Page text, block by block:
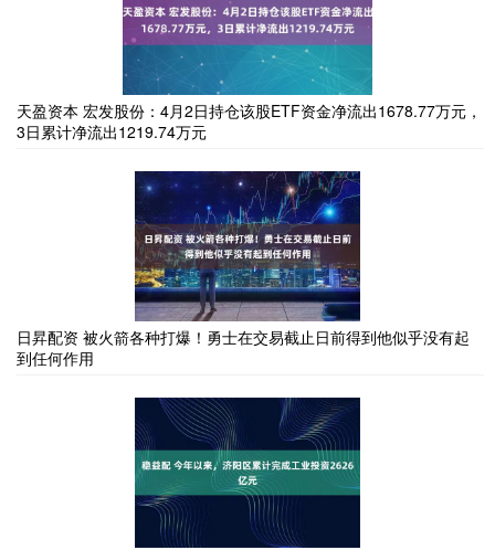
天盈资本 宏发股份：4月2日持仓该股ETF资金净流出1678.77万元，
3日累计净流出1219.74万元
日昇配资 被火箭各种打爆！勇士在交易截止日前得到他似乎没有起
到任何作用